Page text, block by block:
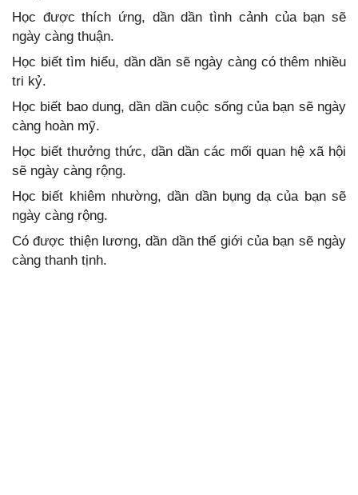
Học được thích ứng, dần dần tình cảnh của bạn sẽ
ngày càng thuận.
Học biết tìm hiểu, dần dần sẽ ngày càng có thêm nhiều
tri kỷ.
Học biết bao dung, dần dần cuộc sống của bạn sẽ ngày
càng hoàn mỹ.
Học biết thưởng thức, dần dần các mối quan hệ xã hội
sẽ ngày càng rộng.
Học biết khiêm nhường, dần dần bụng dạ của bạn sẽ
ngày càng rộng.
Có được thiện lương, dần dần thế giới của bạn sẽ ngày
càng thanh tịnh.